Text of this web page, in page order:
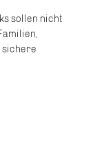
sollen nicht
sichere